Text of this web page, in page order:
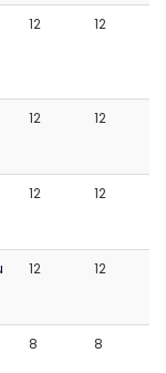
12 12
12 12
12 12
12 12
8 8